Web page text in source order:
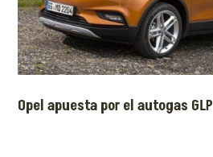
Opel apuesta por el autogas GLP